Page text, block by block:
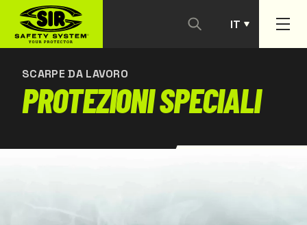
IT
PT
SCARPE DA LAVORO
PROTEZIONI SPECIALI
CONTATTACI